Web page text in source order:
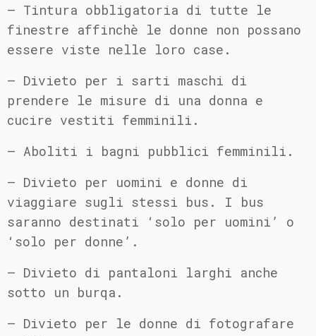
– Tintura obbligatoria di tutte le
finestre affinchè le donne non possano
essere viste nelle loro case.
– Divieto per i sarti maschi di
prendere le misure di una donna e
cucire vestiti femminili.
– Aboliti i bagni pubblici femminili.
– Divieto per uomini e donne di
viaggiare sugli stessi bus. I bus
saranno destinati ‘solo per uomini’ o
‘solo per donne’.
– Divieto di pantaloni larghi anche
sotto un burqa.
– Divieto per le donne di fotografare